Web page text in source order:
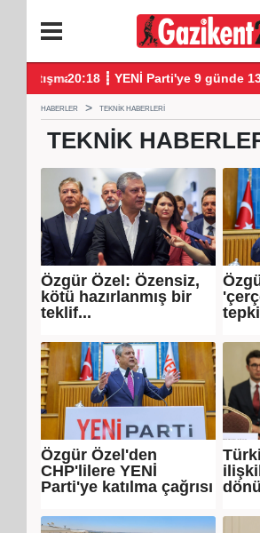
başladı
20:18 ┋ YENİ Parti'ye 9 günde 138
HABERLER TEKNIK HABERLERI
TEKNIK
Özgür Özel: Özensiz,
kötü hazırlanmış bir
teklif...
tepki
Özgür Özel'den
CHP'lilere YENİ
Parti'ye katılma çağrısı